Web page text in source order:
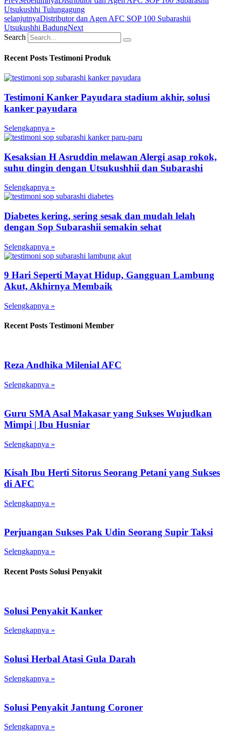
Utsukushhi Tulungagung
selanjutnyaDistributor dan Agen AFC SOP 100 Subarashii
Utsukushhi BadungNext
Search
Recent Posts Testimoni Produk
Testimoni Kanker Payudara stadium akhir, solusi
kanker payudara
Selengkapnya »
Kesaksian H Asruddin melawan Alergi asap rokok,
suhu dingin dengan Utsukushhii dan Subarashi
Selengkapnya »
Diabetes kering, sering sesak dan mudah lelah
dengan Sop Subarashii semakin sehat
Selengkapnya »
9 Hari Seperti Mayat Hidup, Gangguan Lambung
Akut, Akhirnya Membaik
Selengkapnya »
Recent Posts Testimoni Member
Reza Andhika Milenial AFC
Selengkapnya »
Guru SMA Asal Makasar yang Sukses Wujudkan
Mimpi | Ibu Husniar
Selengkapnya »
Kisah Ibu Herti Sitorus Seorang Petani yang Sukses
di AFC
Selengkapnya »
Perjuangan Sukses Pak Udin Seorang Supir Taksi
Selengkapnya »
Recent Posts Solusi Penyakit
Solusi Penyakit Kanker
Selengkapnya »
Solusi Herbal Atasi Gula Darah
Selengkapnya »
Solusi Penyakit Jantung Coroner
Selengkapnya »